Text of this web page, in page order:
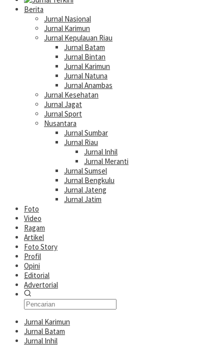
Berita
Jurnal Nasional
Jurnal Karimun
Jurnal Kepulauan Riau
Jurnal Batam
Jurnal Bintan
Jurnal Karimun
Jurnal Natuna
Jurnal Anambas
Jurnal Kesehatan
Jurnal Jagat
Jurnal Sport
Nusantara
Jurnal Sumbar
Jurnal Riau
Jurnal Inhil
Jurnal Meranti
Jurnal Sumsel
Jurnal Bengkulu
Jurnal Jateng
Jurnal Jatim
Foto
Video
Ragam
Artikel
Foto Story
Profil
Opini
Editorial
Advertorial
Jurnal Karimun
Jurnal Batam
Jurnal Inhil